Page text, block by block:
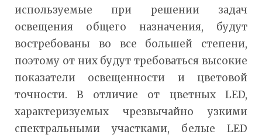
используемые при решении задач
освещения общего назначения, будут
востребованы во все большей степени,
поэтому от них будут требоваться высокие
показатели освещенности и цветовой
точности. В отличие от цветных LED,
характеризуемых чрезвычайно узкими
спектральными участками, белые LED